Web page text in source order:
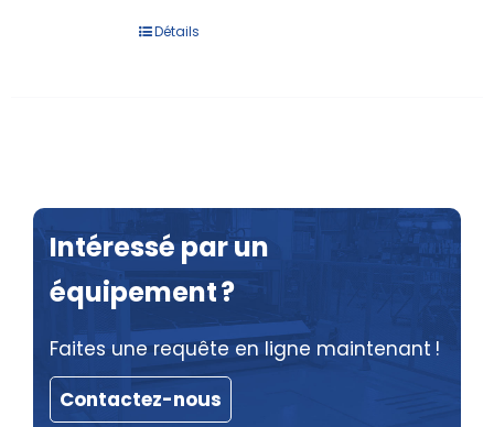
Détails
Intéressé par un
équipement ?
Faites une requête en ligne maintenant !
Contactez-nous